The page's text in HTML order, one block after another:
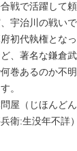
戦で活躍して
宇治川の戦い
初代執権とな
、著名な鎌倉
巻あるのか不
。
屋（じほんどん
衛:生没年不詳